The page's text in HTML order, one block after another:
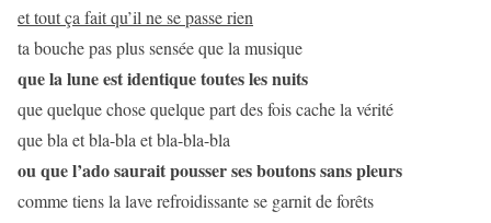
et tout ça fait qu’il ne se passe rien
ta bouche pas plus sensée que la musique
que la lune est identique toutes les nuits
que quelque chose quelque part des fois cache la vérité
que bla et bla-bla et bla-bla-bla
ou que l’ado saurait pousser ses boutons sans pleurs
comme tiens la lave refroidissante se garnit de forêts